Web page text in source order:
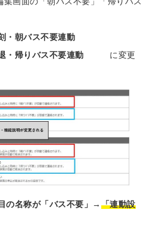
朝バス不要連動
帰りバス不要連動 に変更
の名称が「バス不要」→ 「連動設